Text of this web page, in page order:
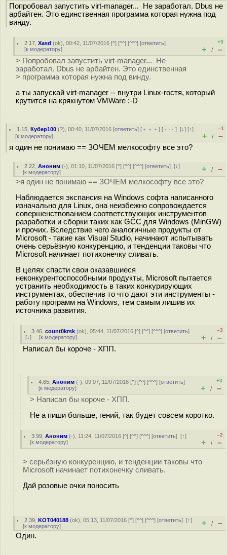
Попробовал запустить virt-manager... Не заработал. Dbus не
арбайтен. Это единственная программа которая нужна под
винду.
2.17 ,Xasd (ok), 00:42, 11/07/2016 [^] [^^] [^^^] [ответить]
[к модератору]
+5
+ / –
> Попробовал запустить virt-manager... Не
заработал. Dbus не арбайтен. Это единственная
> программа которая нужна под винду.
а ты запускай virt-manager -- внутри Linux-гостя, который
крутится на крякнутом VMWare :-D
1.15 ,Кубер100 (?), 00:40, 11/07/2016 [ответить] [ ﹢﹢﹢] [ · · ·][↓] [↑]
[к модератору]
–1
+ / –
я один не понимаю == ЗОЧЕМ мелкософту все это?
2.22 ,Аноним (-), 01:10, 11/07/2016 [^] [^^] [^^^] [ответить][↓]
[к модератору] + / –
>я один не понимаю == ЗОЧЕМ мелкософту все это?
Наблюдается экспансия на Windows софта написанного
изначально для Linux, она неизбежно сопровождается
совершенствованием соответствующих инструментов
разработки и сборки таких как GCC для Windows (MinGW)
и прочих. Вследствие чего аналогичные продукты от
Microsoft - такие как Visual Studio, начинают испытывать
очень серьёзную конкуренцию, и тенденции таковы что
Microsoft начинает потихонечку сливать.
В целях спасти свои оказавшиеся
неконкурентоспособными продукты, Microsoft пытается
устранить необходимость в таких конкурирующих
инструментах, обеспечив то что дают эти инструменты -
работу программ на Windows, тем самым лишив их
источника развития.
3.46 ,count0krsk (ok), 05:44, 11/07/2016 [^] [^^] [^^^] [ответить]
[↓] [к модератору]
–3
+ / –
Написал бы короче - ХПП.
4.65 ,Аноним (-), 09:07, 11/07/2016 [^] [^^] [^^^] [ответить]
[к модератору]
+3
+ / –
> Написал бы короче - ХПП.
Не а пиши больше, гений, так будет совсем коротко.
3.99 ,Аноним (-), 11:24, 11/07/2016 [^] [^^] [^^^] [ответить][↑]
[к модератору]
–2
+ / –
> серьёзную конкуренцию, и тенденции таковы что
Microsoft начинает потихонечку сливать.
Дай розовые очки поносить
2.39 ,KOT040188 (ok), 05:13, 11/07/2016 [^] [^^] [^^^] [ответить][↑]
[к модератору] + / –
Один.